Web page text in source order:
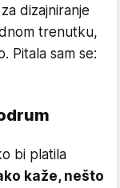
dizajniranje
trenutku,
Pitala sam se:
bi platila
kaže, nešto